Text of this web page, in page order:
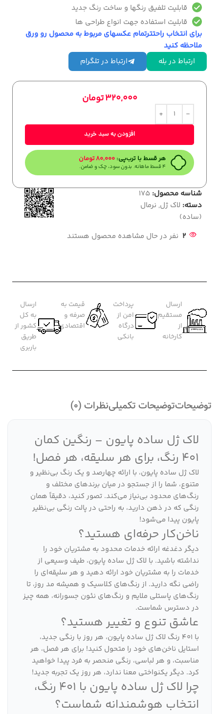
قابلیت تلفیق رنگها و ساخت رنگ جدید
قابلیت استفاده جهت انواع طراحی ها
برای انتخاب راحتترتمام عکسهای مربوط به محصول رو ورق
ملاحظه کنید
ارتباط در بله
ارتباط در تلگرام
320,000تومان
افزودن به سبد خرید
هر قسط با ترب‌پی: 80,000تومان
۴ قسط ماهانه. بدون سود، چک و ضامن.
شناسه محصول: 175
دسته: لاک ژل, نرمال
(ساده)
2 نفر در حال مشاهده محصول هستند
ارسال
مستقیم
از
کارخانه
پرداخت
امن از
درگاه
بانکی
قیمت به
صرفه و
اقتصادی
ارسال
به کل
کشور از
طریق
باربری
توضیحاتتوضیحات تکمیلینظرات (0)
لاک ژل ساده پایون – رنگین کمان
401 رنگ، برای هر سلیقه، هر فصل!
لاک ژل ساده پایون، با ارائه چهارصد و یک رنگ بی‌نظیر و
متنوع، شما را از جستجو در میان برندهای مختلف و
رنگ‌های محدود بی‌نیاز می‌کند. تصور کنید، دقیقاً همان
رنگی که در ذهن دارید، به راحتی در پالت رنگی بی‌نظیر
پایون پیدا می‌شود!
ناخن‌کار حرفه‌ای هستید؟
دیگر دغدغه ارائه خدمات محدود به مشتریان خود را
نداشته باشید. با لاک ژل ساده پایون، طیف وسیعی از
خدمات را به مشتریان خود ارائه دهید و هر سلیقه‌ای را
راضی نگه دارید. از رنگ‌های کلاسیک و همیشه مد روز، تا
رنگ‌های پاستلی ملایم و رنگ‌های نئون جسورانه، همه چیز
در دسترس شماست.
عاشق تنوع و تغییر هستید؟
با 401 رنگ لاک ژل ساده پایون، هر روز با رنگی جدید،
استایل ناخن‌های خود را متحول کنید! برای هر فصل، هر
مناسبت، و هر لباسی، رنگی منحصر به فرد پیدا خواهید
کرد. دیگر یکنواختی معنا ندارد، هر روز یک تجربه جدید!
چرا لاک ژل ساده پایون با 401 رنگ،
انتخاب هوشمندانه شماست؟